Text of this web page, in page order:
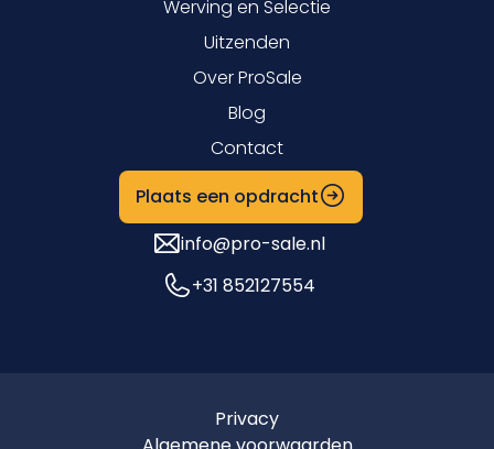
Werving en Selectie
Uitzenden
Over ProSale
Blog
Contact
Plaats een opdracht
info@pro-sale.nl
+31 852127554
Privacy